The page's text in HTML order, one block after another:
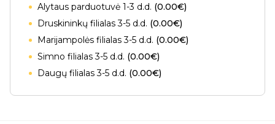
Alytaus parduotuvė 1-3 d.d. (0.00€)
Druskininkų filialas 3-5 d.d. (0.00€)
Marijampolės filialas 3-5 d.d. (0.00€)
Simno filialas 3-5 d.d. (0.00€)
Daugų filialas 3-5 d.d. (0.00€)